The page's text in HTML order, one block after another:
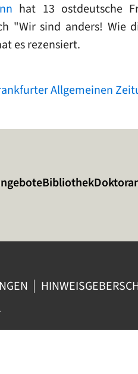
hat 13 ostdeutsche
"Wir sind anders!
es rezensiert.
Allgemeinen
Bibliothek